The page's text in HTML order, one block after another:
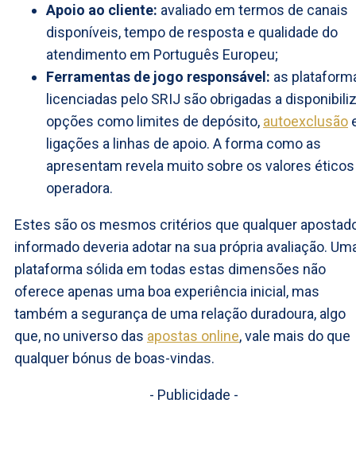
Apoio ao cliente: avaliado em termos de canais
disponíveis, tempo de resposta e qualidade do
atendimento em Português Europeu;
Ferramentas de jogo responsável: as
licenciadas pelo SRIJ são obrigadas a
opções como limites de depósito, autoexclusão
ligações a linhas de apoio. A forma como as
apresentam revela muito sobre os valores éticos
operadora.
Estes são os mesmos critérios que qualquer
informado deveria adotar na sua própria avaliação.
plataforma sólida em todas estas dimensões não
oferece apenas uma boa experiência inicial, mas
também a segurança de uma relação duradoura, algo
que, no universo das apostas online, vale mais do que
qualquer bónus de boas-vindas.
- Publicidade -